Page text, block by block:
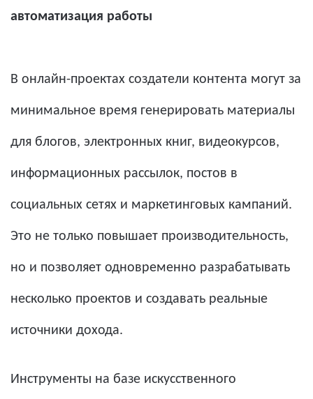
автоматизация работы
В онлайн-проектах создатели контента могут за
минимальное время генерировать материалы
для блогов, электронных книг, видеокурсов,
информационных рассылок, постов в
социальных сетях и маркетинговых кампаний.
Это не только повышает производительность,
но и позволяет одновременно разрабатывать
несколько проектов и создавать реальные
источники дохода.
Инструменты на базе искусственного